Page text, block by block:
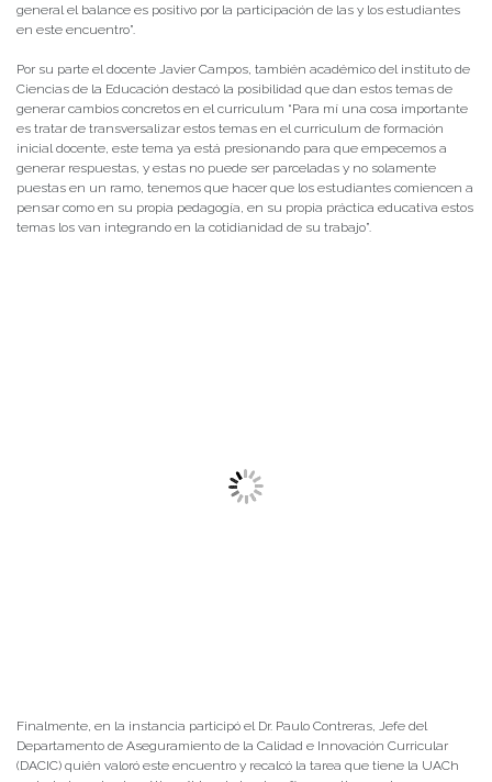
general el balance es positivo por la participación de las y los estudiantes
en este encuentro”.
Por su parte el docente Javier Campos, también académico del instituto de
Ciencias de la Educación destacó la posibilidad que dan estos temas de
generar cambios concretos en el curriculum “Para mí una cosa importante
es tratar de transversalizar estos temas en el curriculum de formación
inicial docente, este tema ya está presionando para que empecemos a
generar respuestas, y estas no puede ser parceladas y no solamente
puestas en un ramo, tenemos que hacer que los estudiantes comiencen a
pensar como en su propia pedagogía, en su propia práctica educativa estos
temas los van integrando en la cotidianidad de su trabajo”.
Finalmente, en la instancia participó el Dr. Paulo Contreras, Jefe del
Departamento de Aseguramiento de la Calidad e Innovación Curricular
(DACIC) quién valoró este encuentro y recalcó la tarea que tiene la UACh